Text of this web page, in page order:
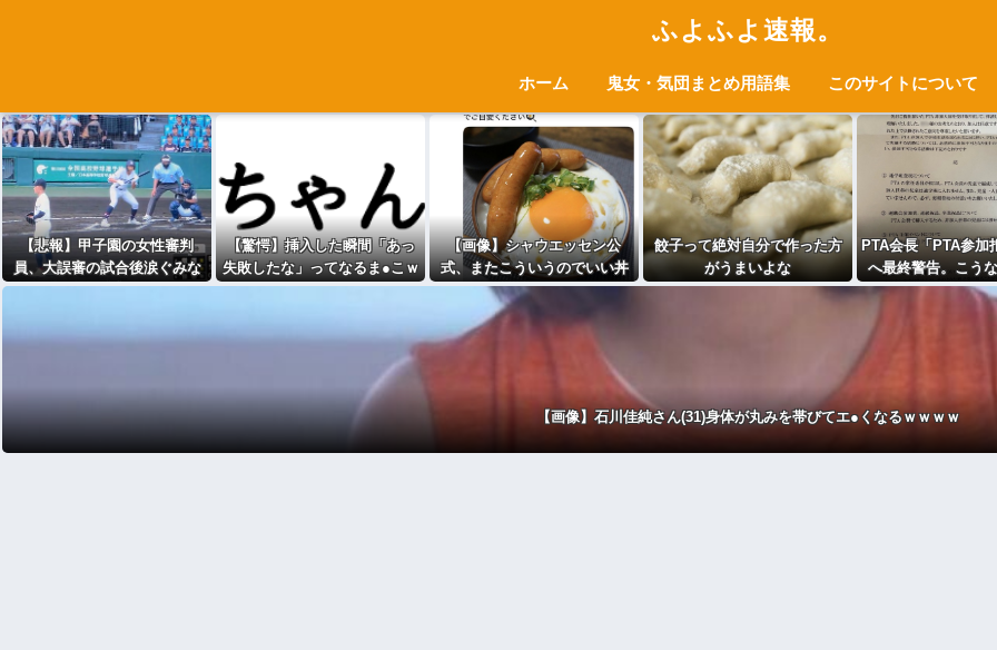
ふよふよ速報。
ホーム 鬼女・気団まとめ用語集 このサイトについて
【悲報】甲子園の女性審判
員、大誤審の試合後涙ぐみな
がら謝罪
【驚愕】挿入した瞬間「あっ
失敗したな」ってなるま●こｗ
ｗｗｗｗｗｗｗｗｗｗｗwww
【画像】シャウエッセン公
式、またこういうのでいい丼
をポストｗｗｗ
餃子って絶対自分で作った方
がうまいよな
PTA会長「PTA参加
へ最終警告。こう
い？」 （※画像
【画像】石川佳純さん(31)身体が丸みを帯びてエ●くなるｗｗｗｗ